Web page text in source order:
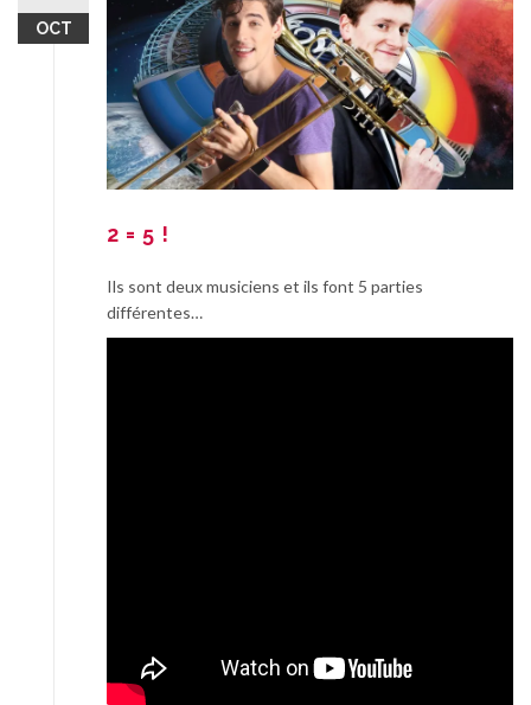
OCT
2 = 5 !
Ils sont deux musiciens et ils font 5 parties
différentes…